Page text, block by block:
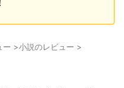
ー >小説のレビュー >